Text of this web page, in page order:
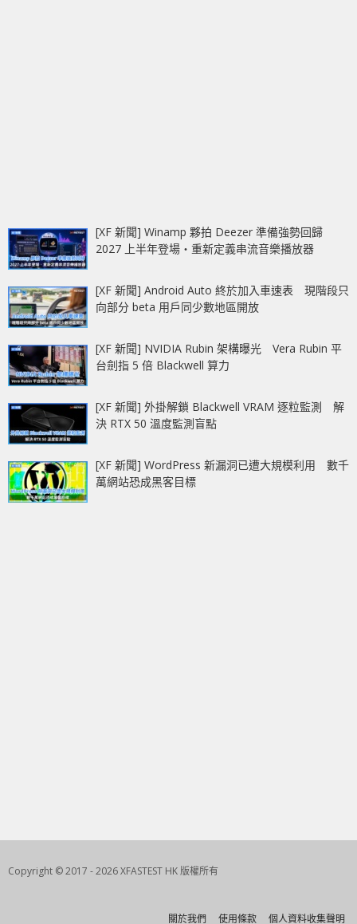
[XF 新聞] Winamp 夥拍 Deezer 準備強勢回歸
2027 上半年登場‧重新定義串流音樂播放器
[XF 新聞] Android Auto 終於加入車速表 現階段只
向部分 beta 用戶同少數地區開放
[XF 新聞] NVIDIA Rubin 架構曝光 Vera Rubin 平
台劍指 5 倍 Blackwell 算力
[XF 新聞] 外掛解鎖 Blackwell VRAM 逐粒監測 解
決 RTX 50 溫度監測盲點
[XF 新聞] WordPress 新漏洞已遭大規模利用 數千
萬網站恐成黑客目標
Copyright © 2017 - 2026 XFASTEST HK 版權所有
關於我們 使用條款 個人資料收集聲明